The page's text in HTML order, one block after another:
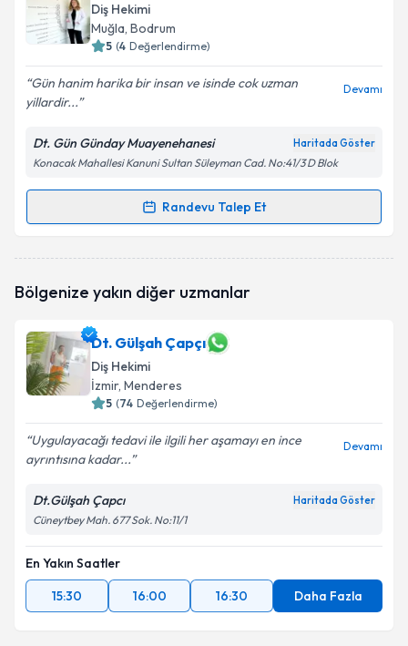
Diş Hekimi
Muğla, Bodrum
5 (4 Değerlendirme)
Gün hanim harika bir insan ve isinde cok uzman
yillardir...
Devamı
Dt. Gün Günday Muayenehanesi Haritada Göster
Konacak Mahallesi Kanuni Sultan Süleyman Cad. No:41/3 D Blok
Randevu Talep Et
Randevu Takvimi Talebi
Size bu uzmandan randevu almanız için bir takvim
E-posta Adresiniz
Kişisel verilerimin işlenmesine ilişkinAydınlatma
Metni'ni okudum ve kişisel verilerimin belirtilen
Bölgenize yakın diğer uzmanlar
Dt. Gülşah Çapçı
Diş Hekimi
İzmir, Menderes
5 (74 Değerlendirme)
Uygulayacağı tedavi ile ilgili her aşamayı en ince
ayrıntısına kadar...
Devamı
Dt.Gülşah Çapcı Haritada Göster
Cüneytbey Mah. 677 Sok. No:11/1
En Yakın Saatler
15:30
16:00 16:30 Daha Fazla